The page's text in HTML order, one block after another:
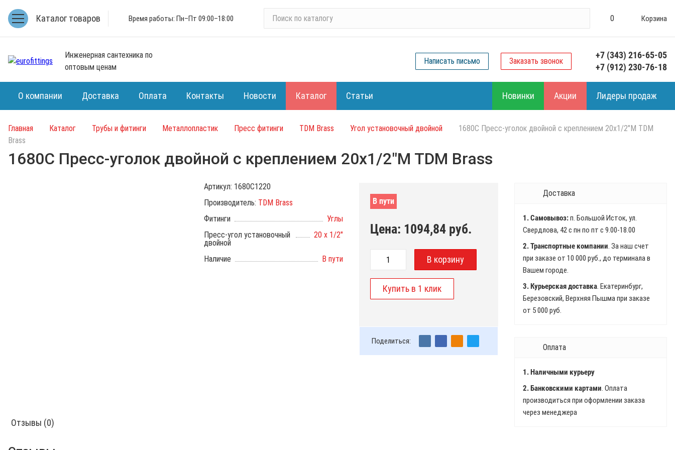
Каталог товаров Время работы: Пн–Пт 09:00–18:00
и
к
а
а
о
у
0 Корзина
Инженерная сантехника по
оптовым ценам
Написать письмо Заказать звонок
+7 (343) 216-65-05
+7 (912) 230-76-18
О компании Доставка Оплата Контакты Новости Каталог Статьи Новинки Акции Лидеры продаж
Главная Каталог Трубы и фитинги Металлопластик Пресс фитинги TDM Brass Угол установочный двойной
1680C Пресс-уголок двойной с креплением 20x1/2"M TDM
Brass
1680C Пресс-уголок двойной с креплением 20x1/2"M TDM Brass
Артикул: 1680C1220
Производитель: TDM Brass
Фитинги
Углы
Пресс-угол установочный
двойной
20 х 1/2"
Наличие В пути
В пути
Цена: 1094,84 руб.
Поделиться:
Доставка
1. Самовывоз:п. Большой Исток, ул.
Свердлова, 42 с пн по пт с 9.00-18.00
2. Транспортные компании. За наш счет
при заказе от 10 000 руб., до терминала в
Вашем городе.
3. Курьерская доставка. Екатеринбург,
Березовский, Верхняя Пышма при заказе
от 5 000 руб.
Оплата
1. Наличными курьеру
2. Банковскими картами. Оплата
производиться при оформлении заказа
через менеджера
Отзывы (0)